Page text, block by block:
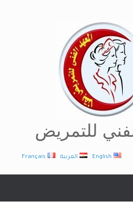
للتمريض
Français العربية English